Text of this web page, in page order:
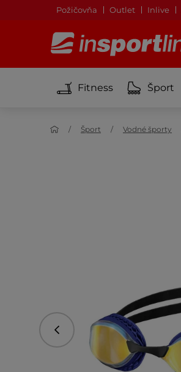
Požičovňa Outlet Inlive
Fitness Šport
Šport Vodné športy
Predchádzajúce